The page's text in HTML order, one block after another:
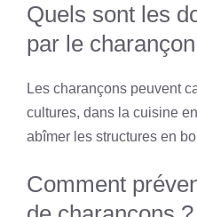
Quels sont les
par le
Les charançons peuvent
cultures, dans la cuisine
abîmer les structures en
Comment